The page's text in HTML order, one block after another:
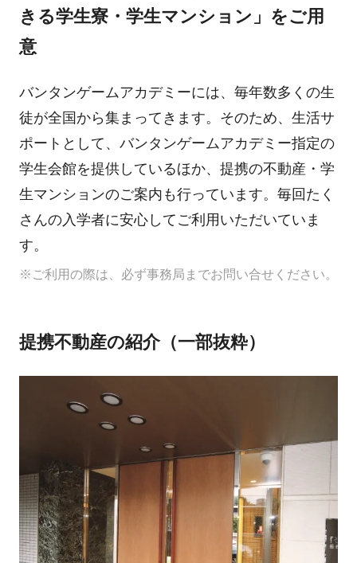
きる学生寮・学生マンション」をご用
意
バンタンゲームアカデミーには、毎年数多くの生
徒が全国から集まってきます。そのため、生活サ
ポートとして、バンタンゲームアカデミー指定の
学生会館を提供しているほか、提携の不動産・学
生マンションのご案内も行っています。毎回たく
さんの入学者に安心してご利用いただいていま
す。
※ご利用の際は、必ず事務局までお問い合せください。
提携不動産の紹介（一部抜粋）